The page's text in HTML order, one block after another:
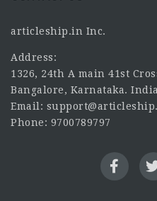
articleship.in Inc.
Address:
1326, 24th A main 41st
Bangalore, Karnataka.
Email:
Phone: 9700789797